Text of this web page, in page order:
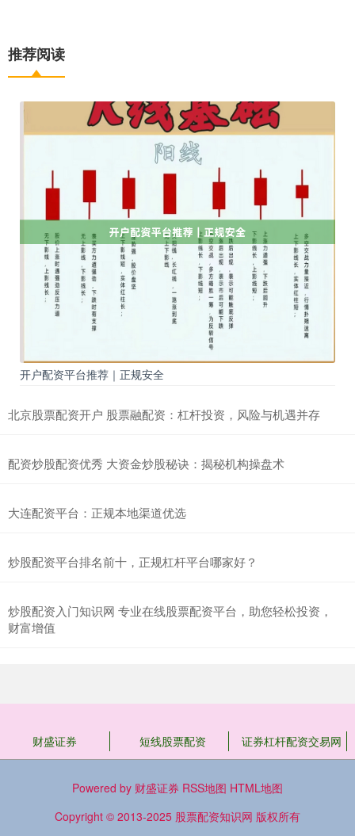
推荐阅读
开户配资平台推荐｜正规安全
北京股票配资开户 股票融配资：杠杆投资，风险与机遇并存
配资炒股配资优秀 大资金炒股秘诀：揭秘机构操盘术
大连配资平台：正规本地渠道优选
炒股配资平台排名前十，正规杠杆平台哪家好？
炒股配资入门知识网 专业在线股票配资平台，助您轻松投资，
财富增值
财盛证券 短线股票配资 证券杠杆配资交易网
Powered by 财盛证券 RSS地图 HTML地图
Copyright © 2013-2025 股票配资知识网 版权所有